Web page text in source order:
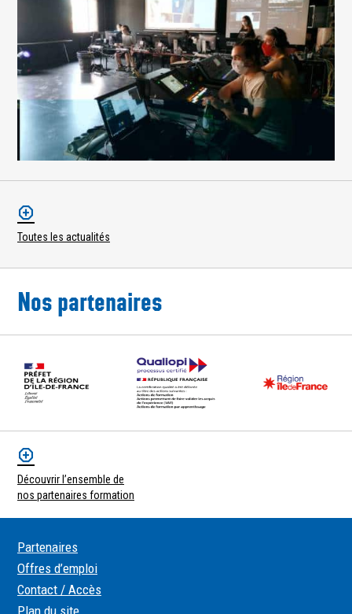
Toutes les actualités
Nos partenaires
Découvrir l’ensemble de
nos partenaires formation
Partenaires
Offres d’emploi
Contact / Accès
Plan du site